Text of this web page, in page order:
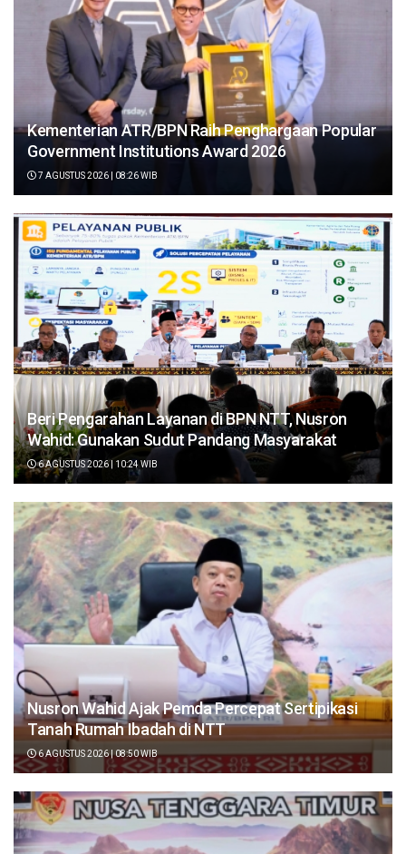
Kementerian ATR/BPN Raih Penghargaan Popular
Government Institutions Award 2026
7 AGUSTUS 2026 | 08:26 WIB
Beri Pengarahan Layanan di BPN NTT, Nusron
Wahid: Gunakan Sudut Pandang Masyarakat
6 AGUSTUS 2026 | 10:24 WIB
Nusron Wahid Ajak Pemda Percepat Sertipikasi
Tanah Rumah Ibadah di NTT
6 AGUSTUS 2026 | 08:50 WIB